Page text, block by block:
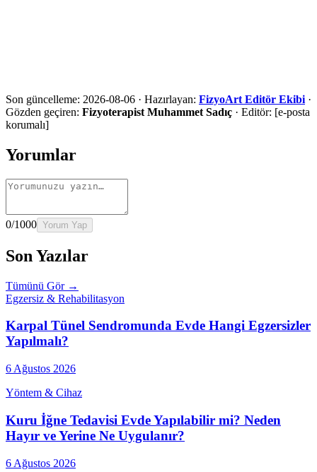
Son güncelleme: 2026-08-06 · Hazırlayan: FizyoArt Editör Ekibi ·
Gözden geçiren: Fizyoterapist Muhammet Sadıç · Editör: [e-posta
korumalı]
Yorumlar
0/1000 Yorum Yap
Son Yazılar
Tümünü Gör →
Egzersiz & Rehabilitasyon
Karpal Tünel Sendromunda Evde Hangi Egzersizler
Yapılmalı?
6 Ağustos 2026
Yöntem & Cihaz
Kuru İğne Tedavisi Evde Yapılabilir mi? Neden
Hayır ve Yerine Ne Uygulanır?
6 Ağustos 2026